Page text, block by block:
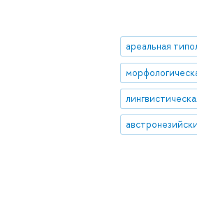
ареальная